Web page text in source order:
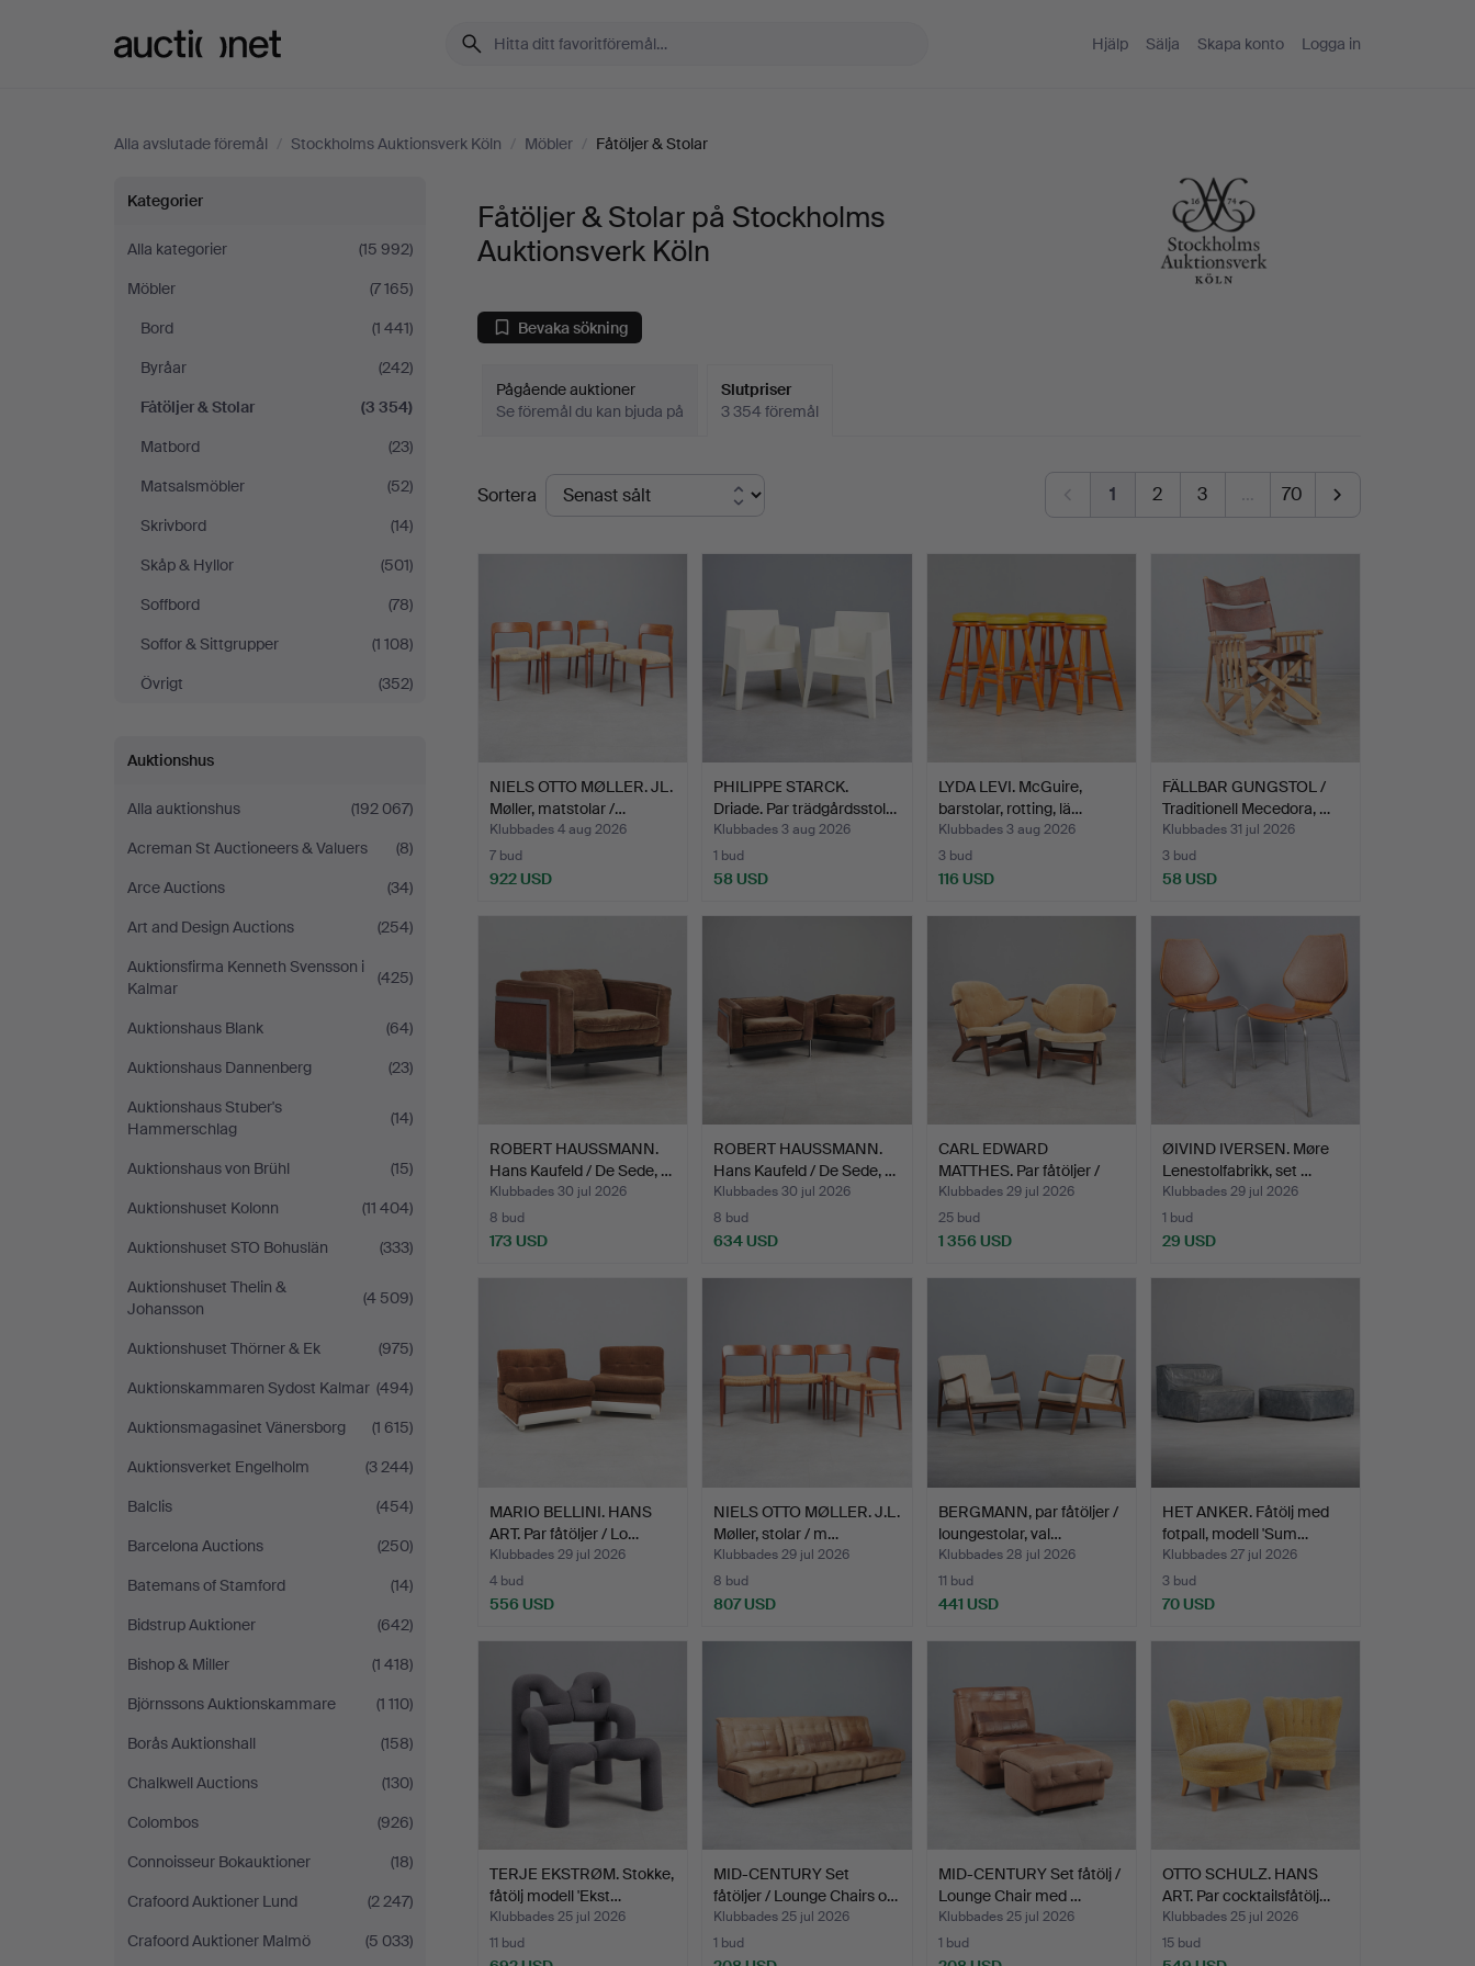
Hjälp Sälja Skapa konto Logga in
Alla avslutade föremål / Stockholms Auktionsverk Köln / Möbler / Fåtöljer & Stolar
Fåtöljer
&
Stolar
på
Stockholms
Auktionsverk
Köln
Kategorier
Alla kategorier
(15 992)
Möbler
(7 165)
Bord
(1 441)
Byråar
(242)
Fåtöljer & Stolar
(3 354)
Matbord
(23)
Matsalsmöbler
(52)
Skrivbord
(14)
Skåp & Hyllor
(501)
Soffbord
(78)
Soffor & Sittgrupper
(1 108)
Övrigt
(352)
Auktionshus
Alla auktionshus
(192 067)
Acreman St Auctioneers & Valuers
(8)
Arce Auctions
(34)
Art and Design Auctions
(254)
Auktionsfirma Kenneth Svensson i
Kalmar
(425)
Auktionshaus Blank
(64)
Auktionshaus Dannenberg
(23)
Auktionshaus Stuber's
Hammerschlag
(14)
Auktionshaus von Brühl
(15)
Auktionshuset Kolonn
(11 404)
Auktionshuset STO Bohuslän
(333)
Auktionshuset Thelin &
Johansson
(4 509)
Auktionshuset Thörner & Ek
(975)
Auktionskammaren Sydost Kalmar (494)
Auktionsmagasinet Vänersborg
(1 615)
Auktionsverket Engelholm
(3 244)
Balclis
(454)
Barcelona Auctions
(250)
Batemans of Stamford
(14)
Bidstrup Auktioner
(642)
Bishop & Miller
(1 418)
Björnssons Auktionskammare
(1 110)
Borås Auktionshall
(158)
Chalkwell Auctions
(130)
Colombos
(926)
Connoisseur Bokauktioner
(18)
Crafoord Auktioner Lund
(2 247)
Crafoord Auktioner Malmö
(5 033)
Fåtöljer & Stolar på Stockholms
Auktionsverk Köln
Bevaka sökning
Pågående auktioner
Se föremål du kan bjuda på
Slutpriser
3 354 föremål
Slutpriser
Sortera 1 2 3 … 70
NIELS OTTO MØLLER. JL.
Møller, matstolar /…
Klubbades 4 aug 2026
7 bud
922 USD
PHILIPPE STARCK.
Driade. Par trädgårdsstol…
Klubbades 3 aug 2026
1 bud
58 USD
LYDA LEVI. McGuire,
barstolar, rotting, lä…
Klubbades 3 aug 2026
3 bud
116 USD
FÄLLBAR GUNGSTOL /
Traditionell Mecedora, …
Klubbades 31 jul 2026
3 bud
58 USD
ROBERT HAUSSMANN.
Hans Kaufeld / De Sede, …
Klubbades 30 jul 2026
8 bud
173 USD
ROBERT HAUSSMANN.
Hans Kaufeld / De Sede, …
Klubbades 30 jul 2026
8 bud
634 USD
CARL EDWARD
MATTHES. Par fåtöljer /
Lounge…
Klubbades 29 jul 2026
25 bud
1 356 USD
ØIVIND IVERSEN. Møre
Lenestolfabrikk, set …
Klubbades 29 jul 2026
1 bud
29 USD
MARIO BELLINI. HANS
ART. Par fåtöljer / Lo…
Klubbades 29 jul 2026
4 bud
556 USD
NIELS OTTO MØLLER. J.L.
Møller, stolar / m…
Klubbades 29 jul 2026
8 bud
807 USD
BERGMANN, par fåtöljer /
loungestolar, val…
Klubbades 28 jul 2026
11 bud
441 USD
HET ANKER. Fåtölj med
fotpall, modell 'Sum…
Klubbades 27 jul 2026
3 bud
70 USD
TERJE EKSTRØM. Stokke,
fåtölj modell 'Ekst…
Klubbades 25 jul 2026
11 bud
MID-CENTURY Set
fåtöljer / Lounge Chairs o…
Klubbades 25 jul 2026
1 bud
MID-CENTURY Set fåtölj /
Lounge Chair med …
Klubbades 25 jul 2026
1 bud
OTTO SCHULZ. HANS
ART. Par cocktailsfåtölj…
Klubbades 25 jul 2026
15 bud